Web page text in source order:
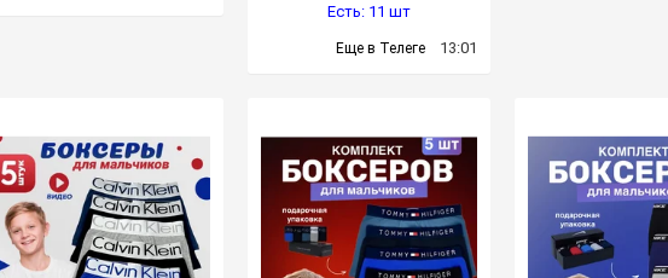
Есть: 11 шт
Еще в Телеге 13:01